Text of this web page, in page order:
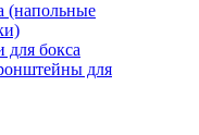
(напольные
бокса
для